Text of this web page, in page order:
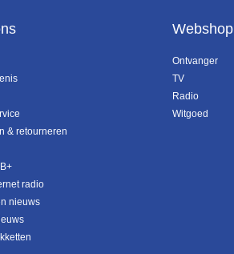
& retourneren
radio
nieuws
Webshop
Ontvanger
TV
Radio
Witgoed